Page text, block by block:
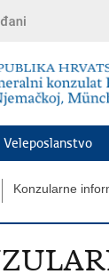
Veleposlanstvo
Konzularne